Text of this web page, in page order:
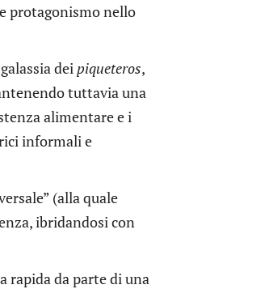
protagonismo nello
dei piqueteros,
tuttavia una
alimentare e i
informali e
(alla quale
ibridandosi con
rapida da parte di una